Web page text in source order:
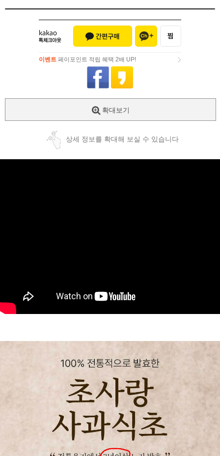
이벤트 페이포인트 적립 혜택 2배 UP!
페이포인트 적립 혜택 2배 UP!
확대보기
상세 정보를 확대해 보실 수 있습니다